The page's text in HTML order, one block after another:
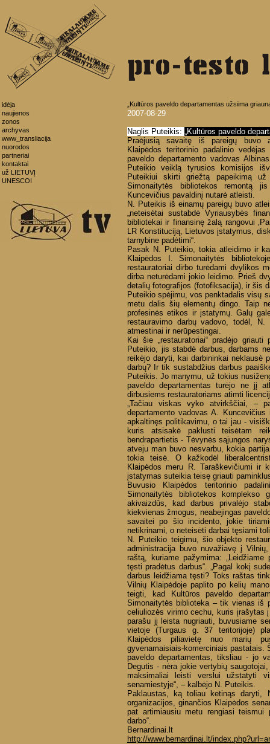
idėja
naujienos
zonos
archyvas
www_transliacija
nuorodos
partneriai
kontaktai
už LIETUVĮ
UNESCOI
„Kultūros paveldo departamentas užsiima
2007-08-29
Naglis Puteikis: „Kultūros paveldo
Praėjusią savaitę iš pareigų buvo
Klaipėdos teritorinio padalinio
paveldo departamento vadovas
Puteikio veiklą tyrusios komisijos
Puteikiui skirti griežtą papeikimą
Simonaitytės bibliotekos remontą
Kuncevičius pavaldinį nutarė atleisti.
N. Puteikis iš einamų pareigų buvo
„neteisėtai sustabdė Vyriausybės
bibliotekai ir finansinę žalą rangovui
LR Konstituciją, Lietuvos įstatymus,
tarnybine padėtimi“.
Pasak N. Puteikio, tokia atleidimo ir
Klaipėdos I. Simonaitytės
restauratoriai dirbo turėdami dvylikos
dirba neturėdami jokio leidimo. Prieš
detalių fotografijos (fotofiksacija), ir šis
Puteikio spėjimu, vos penktadalis visų
metu dalis šių elementų dingo. Taip
profesinės etikos ir įstatymų. Galų
restauravimo darbų vadovo, todėl,
atmestinai ir nerūpestingai.
Kai šie „restauratoriai“ pradėjo
Puteikio, jis stabdė darbus, darbams
reikėjo daryti, kai darbininkai neklausė
darbų? Ir tik sustabdžius darbus
Puteikis. Jo manymu, už tokius
paveldo departamentas turėjo ne jį
dirbusiems restauratoriams atimti
„Tačiau viskas vyko atvirkščiai, –
departamento vadovas A.
apkaltinęs politikavimu, o tai jau -
kuris atsisakė paklusti teisėtam
bendrapartietis - Tėvynės sąjungos
atveju man buvo nesvarbu, kokia
tokia teisė. O kažkodėl
Klaipėdos meru R. Taraškevičiumi ir
įstatymas suteikia teisę griauti
Buvusio Klaipėdos teritorinio
Simonaitytės bibliotekos komplekso
akivaizdūs, kad darbus privalėjo
kiekvienas žmogus, neabejingas
savaitei po šio incidento, jokie
netikrinami, o neteisėti darbai tęsiami
N. Puteikio teigimu, šio objekto
administracija buvo nuvažiavę į
raštą, kuriame pažymima:
tęsti pradėtus darbus“. „Pagal kokį
darbus leidžiama tęsti? Toks raštas
Vilnių Klaipėdoje paplito po kelių
teigti, kad Kultūros paveldo
Simonaitytės biblioteka – tik vienas iš
celiuliozės virimo cechu, kuris įrašytas
parašu jį leista nugriauti, buvusiame
vietoje (Turgaus g. 37 teritorijoje)
Klaipėdos piliavietę nuo marių
gyvenamaisiais-komerciniais pastatais.
paveldo departamentas, tiksliau - jo
Degutis - nėra jokie vertybių
maksimaliai leisti verslui užstatyti
senamiestyje“, – kalbėjo N. Puteikis.
Paklaustas, ką toliau ketinąs daryti,
organizacijos, ginančios Klaipėdos
pat artimiausiu metu rengiasi
darbo“.
Bernardinai.lt
http://www.bernardinai.lt/